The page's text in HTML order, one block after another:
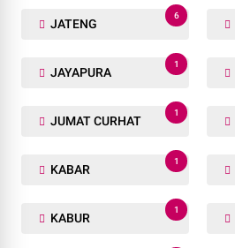
JATENG
6
JAYAPURA
1
JUMAT CURHAT
1
KABAR
1
KABUR
1